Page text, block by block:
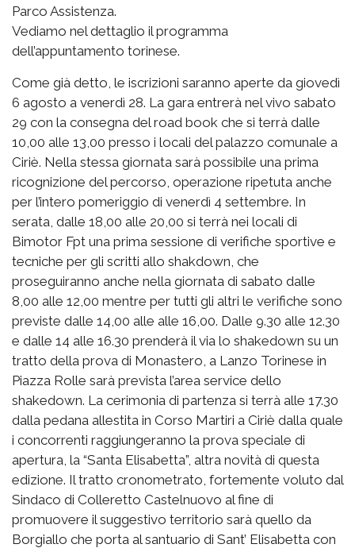
Parco Assistenza.
Vediamo nel dettaglio il programma
dell’appuntamento torinese.
Come già detto, le iscrizioni saranno aperte da giovedì
6 agosto a venerdì 28. La gara entrerà nel vivo sabato
29 con la consegna del road book che si terrà dalle
10,00 alle 13,00 presso i locali del palazzo comunale a
Ciriè. Nella stessa giornata sarà possibile una prima
ricognizione del percorso, operazione ripetuta anche
per l’intero pomeriggio di venerdì 4 settembre. In
serata, dalle 18,00 alle 20,00 si terrà nei locali di
Bimotor Fpt una prima sessione di verifiche sportive e
tecniche per gli scritti allo shakdown, che
proseguiranno anche nella giornata di sabato dalle
8,00 alle 12,00 mentre per tutti gli altri le verifiche sono
previste dalle 14,00 alle alle 16,00. Dalle 9.30 alle 12.30
e dalle 14 alle 16.30 prenderà il via lo shakedown su un
tratto della prova di Monastero, a Lanzo Torinese in
Piazza Rolle sarà prevista l’area service dello
shakedown. La cerimonia di partenza si terrà alle 17.30
dalla pedana allestita in Corso Martiri a Ciriè dalla quale
i concorrenti raggiungeranno la prova speciale di
apertura, la “Santa Elisabetta”, altra novità di questa
edizione. Il tratto cronometrato, fortemente voluto dal
Sindaco di Colleretto Castelnuovo al fine di
promuovere il suggestivo territorio sarà quello da
Borgiallo che porta al santuario di Sant’ Elisabetta con